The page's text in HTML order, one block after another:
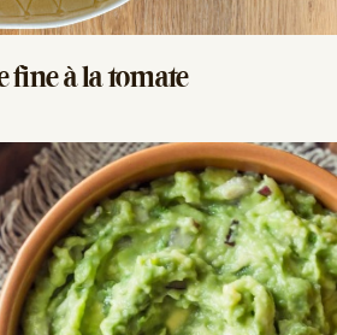
fineà la tomate